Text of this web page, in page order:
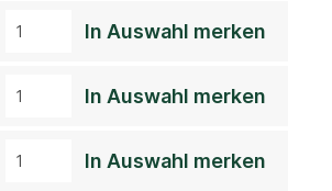
In Auswahl merken
In Auswahl merken
In Auswahl merken